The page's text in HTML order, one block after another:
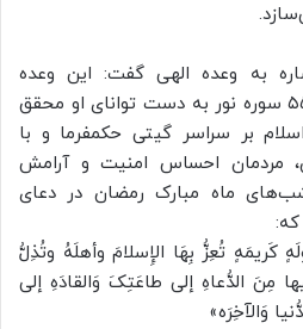
به وعده الهی گفت: این وعده
تخلف‌ناپذیر خداوند در آیه ۵۵ سوره نور به دست توانای او محقق
بر سراسر گیتی حکمفرما و با
مردمان احساس امنیت و آرامش
ماه مبارک رمضان در دعای
که:
کَریمَهٍ تُعِزُّ بِهَا الإِسلامَ وأهلَهُ وتُذِلُّ
مِنَ الدُّعاهِ إلى طاعَتِکَ وَالقادَهِ إلى
وَالآخِرَه»